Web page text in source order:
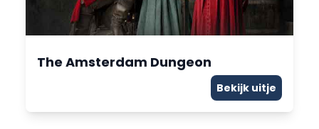
The Amsterdam Dungeon
Bekijk uitje